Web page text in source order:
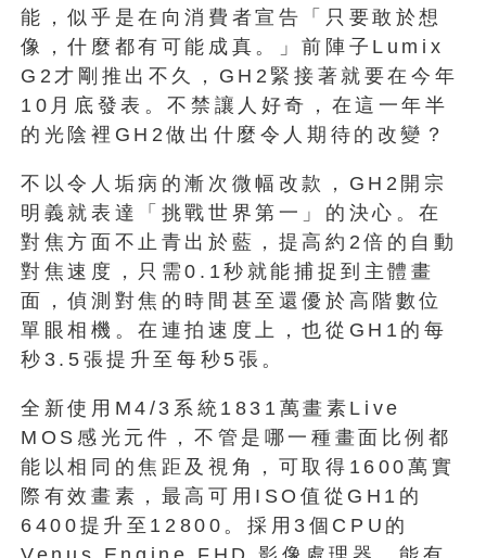
能，似乎是在向消費者宣告「只要敢於想
像，什麼都有可能成真。」前陣子Lumix
G2才剛推出不久，GH2緊接著就要在今年
10月底發表。不禁讓人好奇，在這一年半
的光陰裡GH2做出什麼令人期待的改變？
不以令人垢病的漸次微幅改款，GH2開宗
明義就表達「挑戰世界第一」的決心。在
對焦方面不止青出於藍，提高約2倍的自動
對焦速度，只需0.1秒就能捕捉到主體畫
面，偵測對焦的時間甚至還優於高階數位
單眼相機。在連拍速度上，也從GH1的每
秒3.5張提升至每秒5張。
全新使用M4/3系統1831萬畫素Live
MOS感光元件，不管是哪一種畫面比例都
能以相同的焦距及視角，可取得1600萬實
際有效畫素，最高可用ISO值從GH1的
6400提升至12800。採用3個CPU的